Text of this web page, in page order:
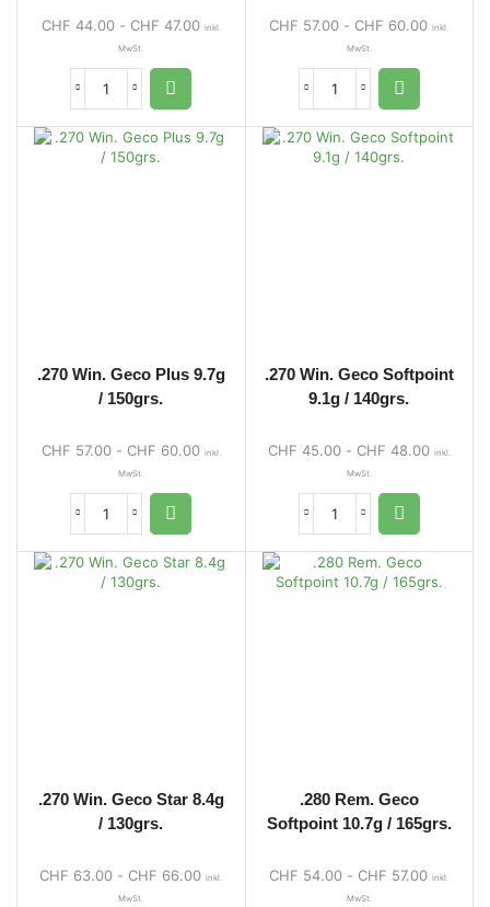
CHF 44.00- CHF 47.00 inkl.
MwSt.
CHF 57.00 - CHF 60.00 inkl.
MwSt.
.270 Win. Geco Plus 9.7g
/ 150grs.
CHF 57.00- CHF 60.00 inkl.
MwSt.
.270 Win. Geco Softpoint
9.1g / 140grs.
CHF 45.00- CHF 48.00 inkl.
MwSt.
.270 Win. Geco Star 8.4g
/ 130grs.
CHF 63.00 - CHF 66.00 inkl.
MwSt.
.280 Rem. Geco
Softpoint 10.7g / 165grs.
CHF 54.00 - CHF 57.00 inkl.
MwSt.